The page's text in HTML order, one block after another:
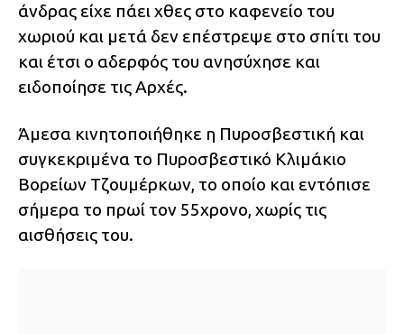
άνδρας είχε πάει χθες στο καφενείο του
χωριού και μετά δεν επέστρεψε στο σπίτι του
και έτσι ο αδερφός του ανησύχησε και
ειδοποίησε τις Αρχές.
Άμεσα κινητοποιήθηκε η Πυροσβεστική και
συγκεκριμένα το Πυροσβεστικό Κλιμάκιο
Βορείων Τζουμέρκων, το οποίο και εντόπισε
σήμερα το πρωί τον 55χρονο, χωρίς τις
αισθήσεις του.